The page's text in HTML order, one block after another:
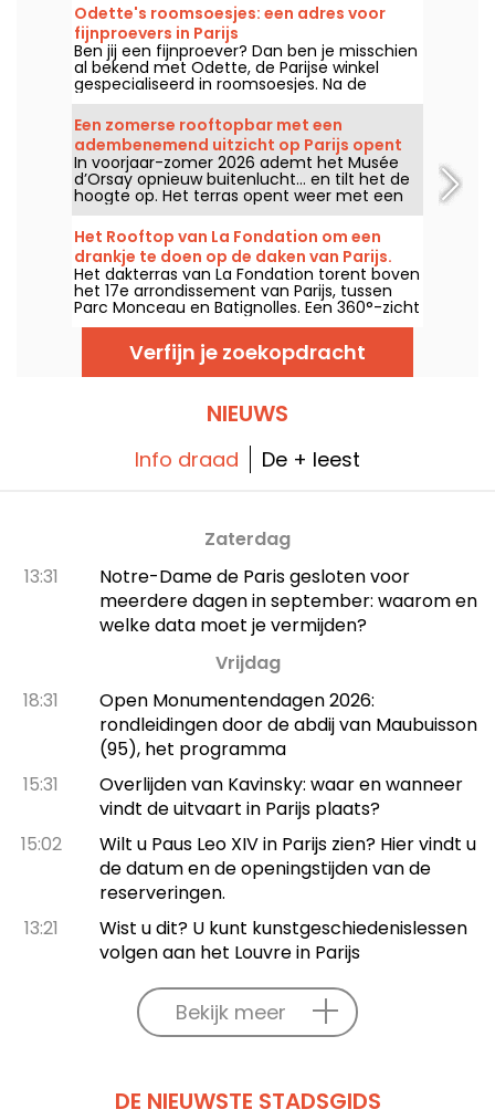
Odette's roomsoesjes: een adres voor
fijnproevers in Parijs
Ben jij een fijnproever? Dan ben je misschien
al bekend met Odette, de Parijse winkel
gespecialiseerd in roomsoesjes. Na de
opening van haar eerste winkel in januari
2013 in het 5e arrondissement, heeft Odette
nu een tweede locatie geopend in het hart
van de wijk Montorgueil.
Een zomerse rooftopbar met een
adembenemend uitzicht op Parijs opent
opnieuw bovenop een iconisch museum -
foto's
In voorjaar-zomer 2026 ademt het Musée
d’Orsay opnieuw buitenlucht… en tilt het de
hoogte op. Het terras opent weer met een
breed panoramisch uitzicht op Parijs, een
arty-chic sfeer en een bar geïnspireerd op
Art Nouveau. Een discrete rooftop, maar
daar blijft het niet lang bij.
Het Rooftop van La Fondation om een
drankje te doen op de daken van Parijs.
Het dakterras van La Fondation torent boven
het 17e arrondissement van Parijs, tussen
Parc Monceau en Batignolles. Een 360°-zicht
op de hoofdstad, tapas en signature
cocktails; het is tijd om naar boven te gaan,
wat frisse lucht te happen en volop van het
moment te genieten.
Verfijn je zoekopdracht
NIEUWS
Info draad De + leest
Zaterdag
13:31
Notre-Dame de Paris gesloten voor
meerdere dagen in september: waarom en
welke data moet je vermijden?
Vrijdag
18:31
Open Monumentendagen 2026:
rondleidingen door de abdij van Maubuisson
(95), het programma
15:31
Overlijden van Kavinsky: waar en wanneer
vindt de uitvaart in Parijs plaats?
15:02
Wilt u Paus Leo XIV in Parijs zien? Hier vindt u
de datum en de openingstijden van de
reserveringen.
13:21
Wist u dit? U kunt kunstgeschiedenislessen
volgen aan het Louvre in Parijs
Bekijk meer
DE NIEUWSTE STADSGIDS